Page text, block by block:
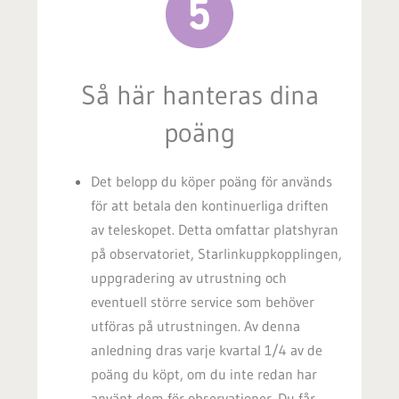
Så här hanteras dina
poäng
Det belopp du köper poäng för används
för att betala den kontinuerliga driften
av teleskopet. Detta omfattar platshyran
på observatoriet, Starlinkuppkopplingen,
uppgradering av utrustning och
eventuell större service som behöver
utföras på utrustningen. Av denna
anledning dras varje kvartal 1/4 av de
poäng du köpt, om du inte redan har